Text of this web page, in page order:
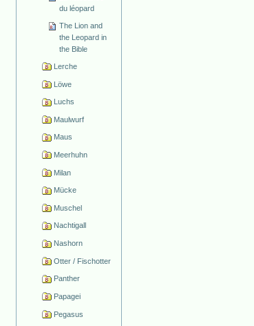
du léopard
The Lion and
the Leopard in
the Bible
Lerche
Löwe
Luchs
Maulwurf
Maus
Meerhuhn
Milan
Mücke
Muschel
Nachtigall
Nashorn
Otter / Fischotter
Panther
Papagei
Pegasus